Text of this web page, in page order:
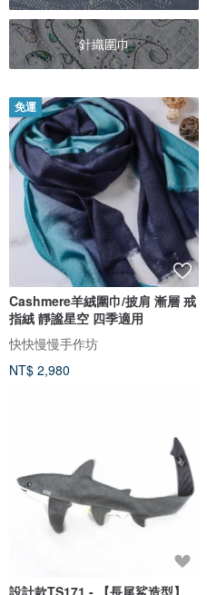
針織圍巾
免運
Cashmere羊絨圍巾/披肩 漸層 戒
指絨 靜謐星空 四季適用
快快慢慢手作坊
NT$ 2,980